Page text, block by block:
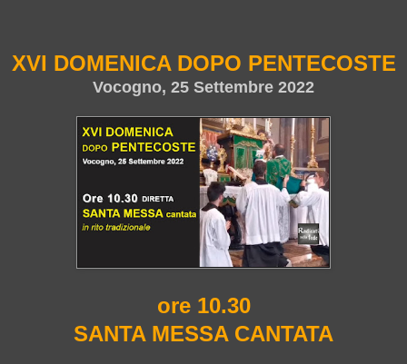
XVI DOMENICA DOPO PENTECOSTE
Vocogno, 25 Settembre 2022
ore 10.30
SANTA MESSA CANTATA